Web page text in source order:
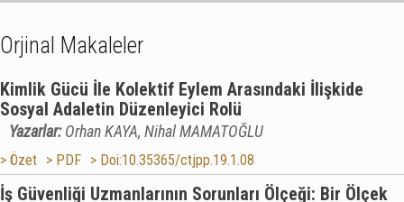
Orjinal Makaleler
Kimlik Gücü İle Kolektif Eylem Arasındaki İlişkide
Sosyal Adaletin Düzenleyici Rolü
Yazarlar:Orhan KAYA, Nihal MAMATOĞLU
> Özet > PDF > Doi:10.35365/ctjpp.19.1.08
İş Güvenliği Uzmanlarının Sorunları Ölçeği: Bir Ölçek